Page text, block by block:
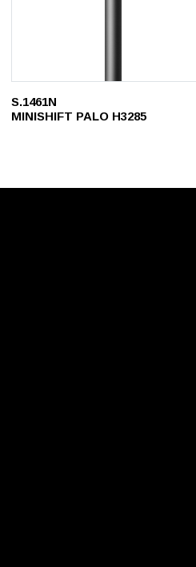
S.1461N
MINISHIFT PALO H3285